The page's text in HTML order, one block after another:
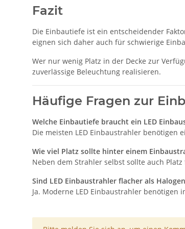
Fazit
Die Einbautiefe ist ein entscheidender
eignen sich daher auch für schwierige
Wer nur wenig Platz in der Decke zur
zuverlässige Beleuchtung realisieren.
Häufige Fragen zur
Welche Einbautiefe braucht ein LED
Die meisten LED Einbaustrahler benötigen
Wie viel Platz sollte hinter einem
Neben dem Strahler selbst sollte auch
Sind LED Einbaustrahler flacher als
Ja. Moderne LED Einbaustrahler